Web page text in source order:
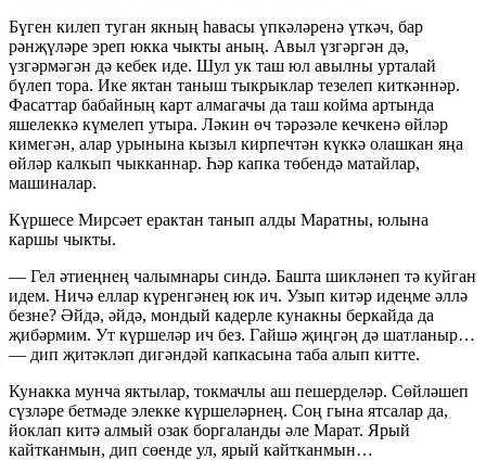
Бүген килеп туган якның һавасы үпкәләренә үткәч, бар
рәнҗүләре эреп юкка чыкты аның. Авыл үзгәргән дә,
үзгәрмәгән дә кебек иде. Шул ук таш юл авылны урталай
бүлеп тора. Ике яктан таныш тыкрыклар тезелеп киткәннәр.
Фасаттар бабайның карт алмагачы да таш койма артында
яшелеккә күмелеп утыра. Ләкин өч тәрәзәле кечкенә өйләр
кимегән, алар урынына кызыл кирпечтән күккә олашкан яңа
өйләр калкып чыкканнар. Һәр капка төбендә матайлар,
машиналар.
Күршесе Мирсәет ерактан танып алды Маратны, юлына
каршы чыкты.
— Гел әтиеңнең чалымнары синдә. Башта шикләнеп тә куйган
идем. Ничә еллар күренгәнең юк ич. Узып китәр идеңме әллә
безне? Әйдә, әйдә, мондый кадерле кунакны беркайда да
җибәрмим. Ут күршеләр ич без. Гайшә җиңгәң дә шатланыр…
— дип җитәкләп дигәндәй капкасына таба алып китте.
Кунакка мунча яктылар, токмачлы аш пешерделәр. Сөйләшеп
сүзләре бетмәде элекке күршеләрнең. Соң гына ятсалар да,
йоклап китә алмый озак боргаланды әле Марат. Ярый
кайтканмын, дип сөенде ул, ярый кайтканмын…